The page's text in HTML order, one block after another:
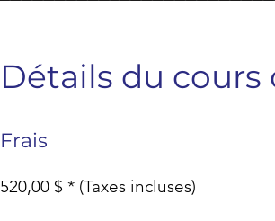
Détails du
Frais
520,00 $ * (Taxes incluses)